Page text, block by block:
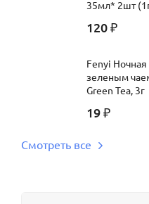
35мл* 2шт
120 ₽
Fenyi Ночная
зеленым
Green Tea, 3г
19 ₽
Смотреть все